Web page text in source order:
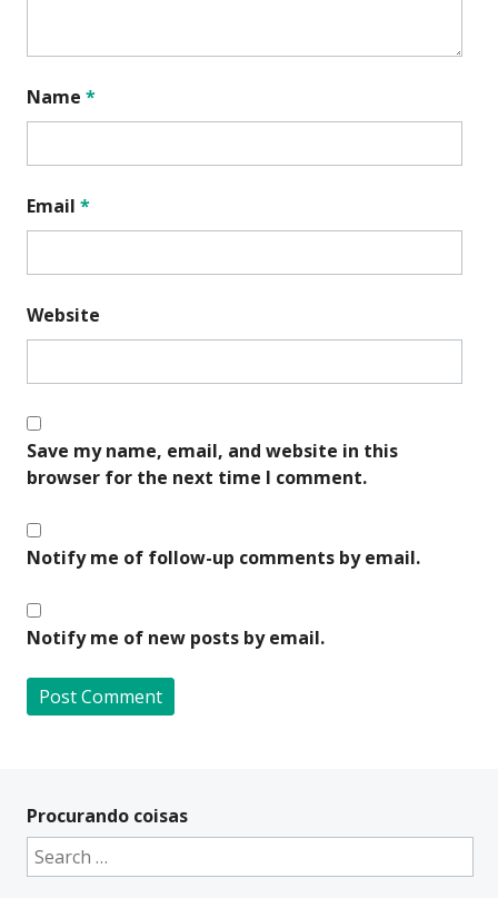
Name *
Email *
Website
Save my name, email, and website in this
browser for the next time I comment.
Notify me of follow-up comments by email.
Notify me of new posts by email.
t
e
Procurando coisas
Search
for: